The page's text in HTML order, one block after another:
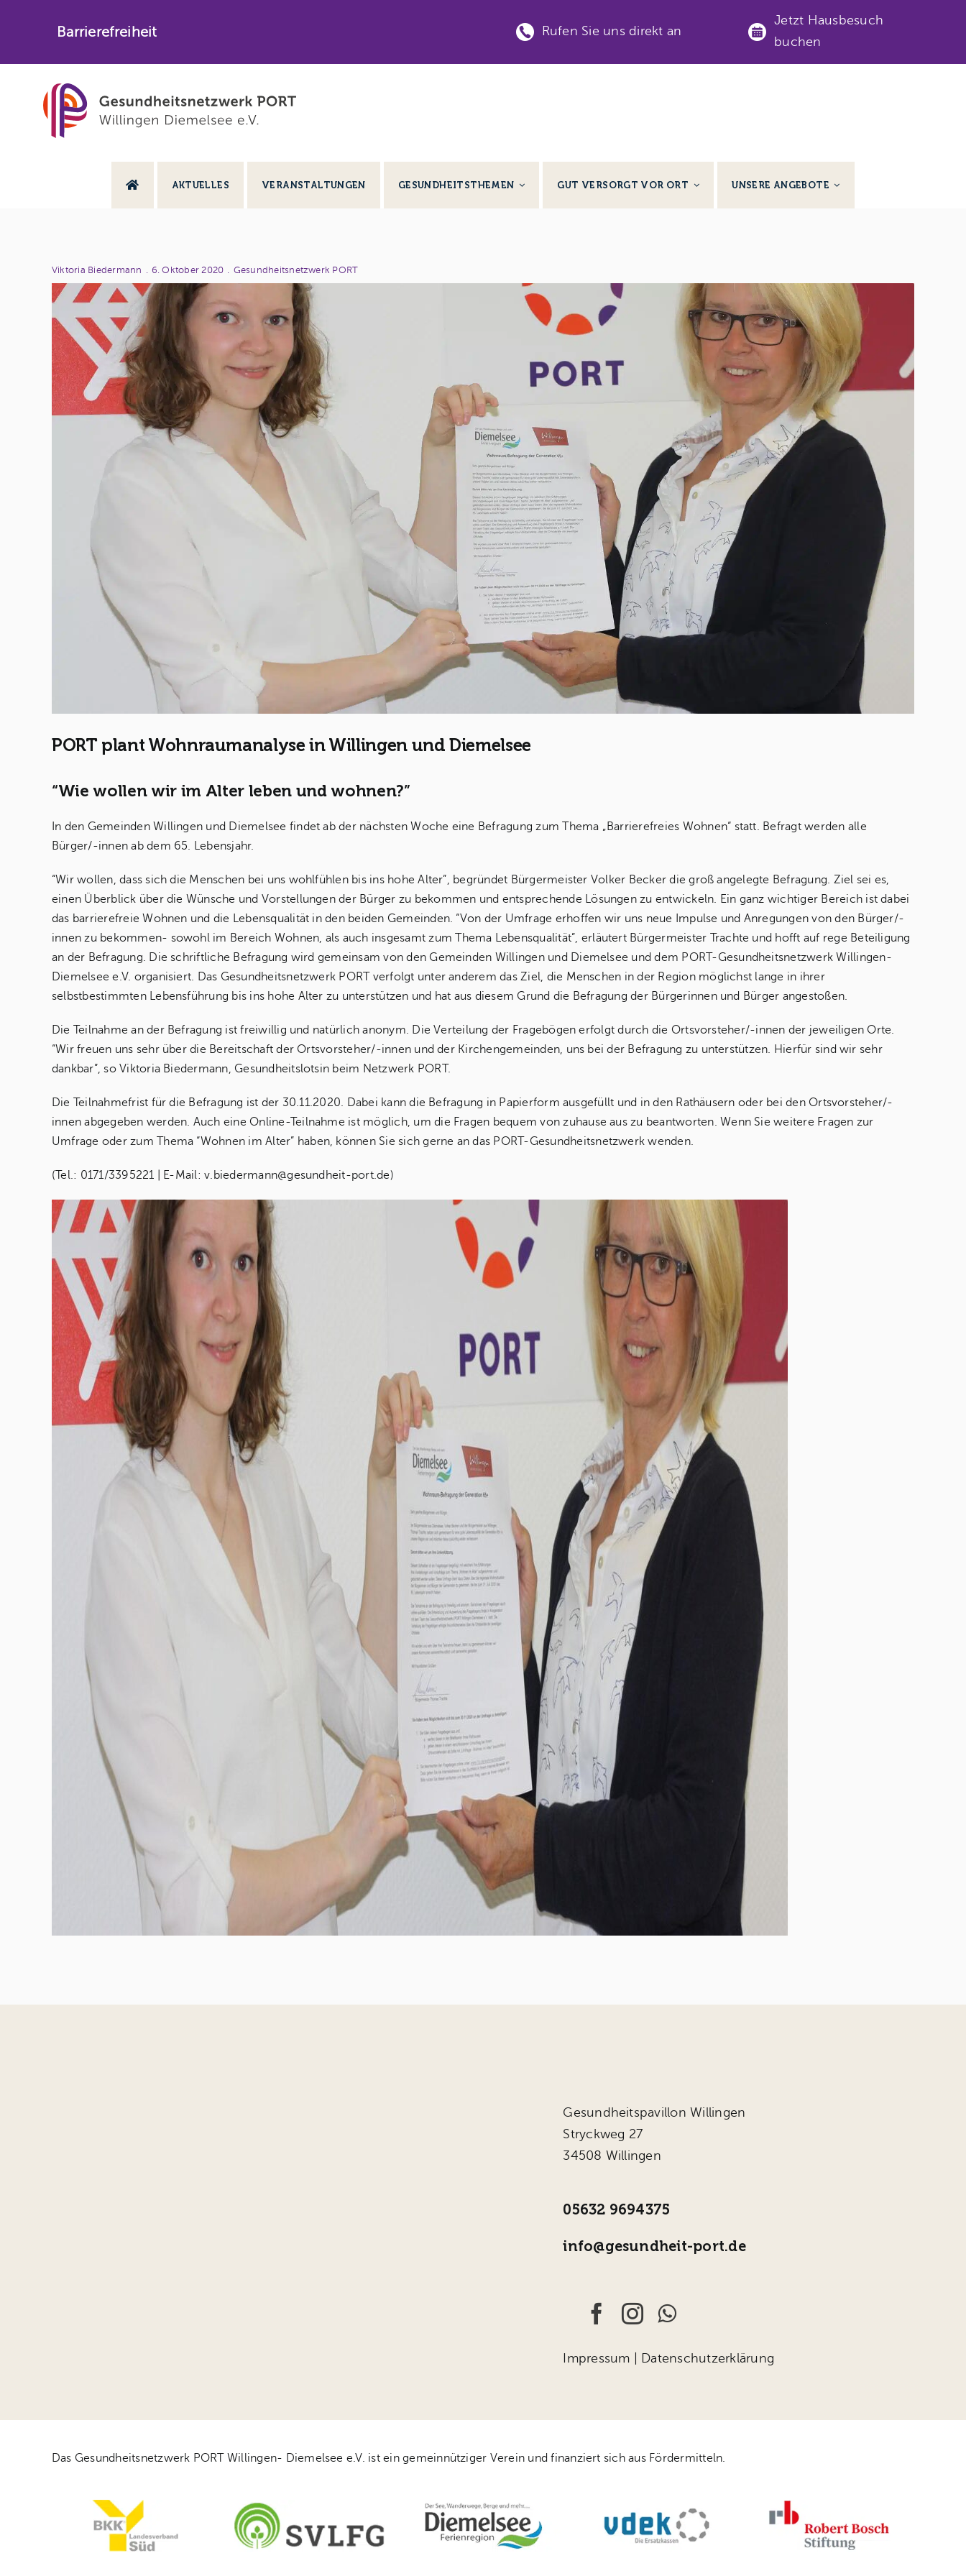
Barrierefreiheit Rufen Sie uns direkt an
Jetzt Hausbesuch
buchen
AKTUELLES VERANSTALTUNGEN GESUNDHEITSTHEMEN GUT VERSORGT VOR ORT UNSERE ANGEBOTE
Viktoria Biedermann 6. Oktober 2020 Gesundheitsnetzwerk PORT
PORT plant Wohnraumanalyse in Willingen und Diemelsee
“Wie wollen wir im Alter leben und wohnen?”
In den Gemeinden Willingen und Diemelsee findet ab der nächsten Woche eine Befragung zum Thema „Barrierefreies Wohnen“ statt. Befragt werden alle
Bürger/-innen ab dem 65. Lebensjahr.
“Wir wollen, dass sich die Menschen bei uns wohlfühlen bis ins hohe Alter”, begründet Bürgermeister Volker Becker die groß angelegte Befragung. Ziel sei es,
einen Überblick über die Wünsche und Vorstellungen der Bürger zu bekommen und entsprechende Lösungen zu entwickeln. Ein ganz wichtiger Bereich ist dabei
das barrierefreie Wohnen und die Lebensqualität in den beiden Gemeinden. “Von der Umfrage erhoffen wir uns neue Impulse und Anregungen von den Bürger/-
innen zu bekommen- sowohl im Bereich Wohnen, als auch insgesamt zum Thema Lebensqualität”, erläutert Bürgermeister Trachte und hofft auf rege Beteiligung
an der Befragung. Die schriftliche Befragung wird gemeinsam von den Gemeinden Willingen und Diemelsee und dem PORT-Gesundheitsnetzwerk Willingen-
Diemelsee e.V. organisiert. Das Gesundheitsnetzwerk PORT verfolgt unter anderem das Ziel, die Menschen in der Region möglichst lange in ihrer
selbstbestimmten Lebensführung bis ins hohe Alter zu unterstützen und hat aus diesem Grund die Befragung der Bürgerinnen und Bürger angestoßen.
Die Teilnahme an der Befragung ist freiwillig und natürlich anonym. Die Verteilung der Fragebögen erfolgt durch die Ortsvorsteher/-innen der jeweiligen Orte.
“Wir freuen uns sehr über die Bereitschaft der Ortsvorsteher/-innen und der Kirchengemeinden, uns bei der Befragung zu unterstützen. Hierfür sind wir sehr
dankbar”, so Viktoria Biedermann, Gesundheitslotsin beim Netzwerk PORT.
Die Teilnahmefrist für die Befragung ist der 30.11.2020. Dabei kann die Befragung in Papierform ausgefüllt und in den Rathäusern oder bei den Ortsvorsteher/-
innen abgegeben werden. Auch eine Online-Teilnahme ist möglich, um die Fragen bequem von zuhause aus zu beantworten. Wenn Sie weitere Fragen zur
Umfrage oder zum Thema “Wohnen im Alter” haben, können Sie sich gerne an das PORT-Gesundheitsnetzwerk wenden.
(Tel.: 0171/3395221 | E-Mail: v.biedermann@gesundheit-port.de)
Gesundheitspavillon Willingen
Stryckweg 27
34508 Willingen
05632 9694375
info@gesundheit-port.de
Impressum Datenschutzerklärung
Das Gesundheitsnetzwerk PORT Willingen- Diemelsee e.V. ist ein gemeinnütziger Verein und finanziert sich aus Fördermitteln.